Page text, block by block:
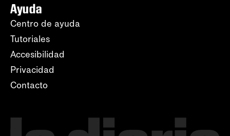
Ayuda
Centro de ayuda
Tutoriales
Accesibilidad
Privacidad
Contacto